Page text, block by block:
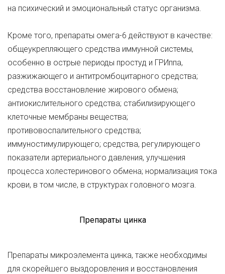
на психический и эмоциональный статус организма.
Кроме того, препараты омега-6 действуют в качестве:
общеукрепляющего средства иммунной системы,
особенно в острые периоды простуд и ГРИппа,
разжижающего и антитромбоцитарного средства;
средства восстановление жирового обмена;
антиокислительного средства; стабилизирующего
клеточные мембраны вещества;
противовоспалительного средства;
иммуностимулирующего; средства, регулирующего
показатели артериального давления, улучшения
процесса холестеринового обмена; нормализация тока
крови, в том числе, в структурах головного мозга.
Препараты цинка
Препараты микроэлемента цинка, также необходимы
для скорейшего выздоровления и восстановления